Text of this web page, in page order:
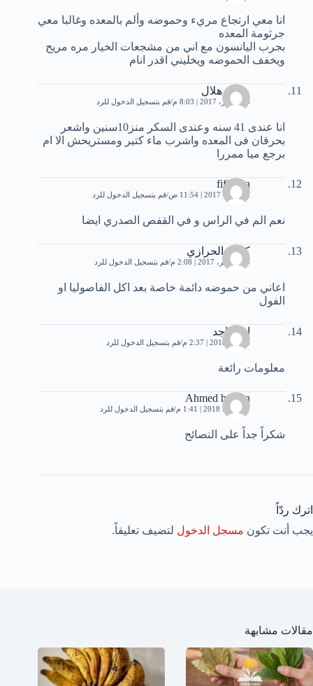
انا معي ارتجاع مريء وحموضه وألم بالمعده وغالبا معي
جرثومة المعده
بجرب اليانسون مع اني من مشجعات الخيار مره مريح
ويخفف الحموضه ويخليني اقدر انام
محمد هلال
26 فبراير، 2017 | 8:03 م قم بتسجيل الدخول للرد
انا عندى 41 سنه وعندى السكر منز10سنين واشعر
بحرقان فى المعده واشرب ماء كتير ومستريحش الا ام
برجع ميا ممررا
fifianna
2 أكتوبر، 2017 | 11:54 ص قم بتسجيل الدخول للرد
نعم الم في الراس و في القفص الصدري ايضا
كمال الحرازي
25 نوفمبر، 2017 | 2:08 م قم بتسجيل الدخول للرد
اعاني من حموضه دائمة خاصة بعد اكل الفاصوليا او
الفول
ام ساجد
6 يناير، 2018 | 2:37 م قم بتسجيل الدخول للرد
معلومات رائعة
Ahmed hassan
17 يونيو، 2018 | 1:41 م قم بتسجيل الدخول للرد
شكراً جداً على النصائح
اترك ردّاً
يجب أنت تكون مسجل الدخول لتضيف تعليقاً.
مقالات مشابهة